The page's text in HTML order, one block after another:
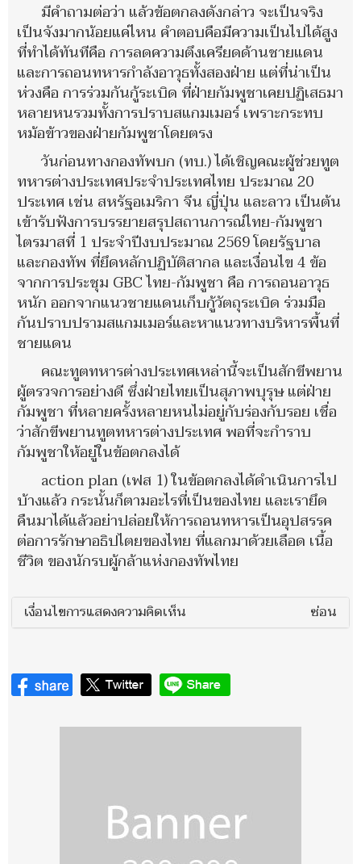
มีคำถามต่อว่า แล้วข้อตกลงดังกล่าว จะเป็นจริง
เป็นจังมากน้อยแค่ไหน คำตอบคือมีความเป็นไปได้สูง
ที่ทำได้ทันทีคือ การลดความตึงเครียดด้านชายแดน
และการถอนทหารกำลังอาวุธทั้งสองฝ่าย แต่ที่น่าเป็น
ห่วงคือ การร่วมกันกู้ระเบิด ที่ฝ่ายกัมพูชาเคยปฏิเสธมา
หลายหนรวมทั้งการปราบสแกมเมอร์ เพราะกระทบ
หม้อข้าวของฝ่ายกัมพูชาโดยตรง
วันก่อนทางกองทัพบก (ทบ.) ได้เชิญคณะผู้ช่วยทูต
ทหารต่างประเทศประจำประเทศไทย ประมาณ 20
ประเทศ เช่น สหรัฐอเมริกา จีน ญี่ปุ่น และลาว เป็นต้น
เข้ารับฟังการบรรยายสรุปสถานการณ์ไทย-กัมพูชา
ไตรมาสที่ 1 ประจำปีงบประมาณ 2569 โดยรัฐบาล
และกองทัพ ที่ยึดหลักปฏิบัติสากล และเงื่อนไข 4 ข้อ
จากการประชุม GBC ไทย-กัมพูชา คือ การถอนอาวุธ
หนัก ออกจากแนวชายแดนเก็บกู้วัตถุระเบิด ร่วมมือ
กันปราบปรามสแกมเมอร์และหาแนวทางบริหารพื้นที่
ชายแดน
คณะทูตทหารต่างประเทศเหล่านี้จะเป็นสักขีพยาน
ผู้ตรวจการอย่างดี ซึ่งฝ่ายไทยเป็นสุภาพบุรุษ แต่ฝ่าย
กัมพูชา ที่หลายครั้งหลายหนไม่อยู่กับร่องกับรอย เชื่อ
ว่าสักขีพยานทูตทหารต่างประเทศ พอที่จะกำราบ
กัมพูชาให้อยู่ในข้อตกลงได้
action plan (เฟส 1) ในข้อตกลงได้ดำเนินการไป
บ้างแล้ว กระนั้นก็ตามอะไรที่เป็นของไทย และเรายึด
คืนมาได้แล้วอย่าปล่อยให้การถอนทหารเป็นอุปสรรค
ต่อการรักษาอธิปไตยของไทย ที่แลกมาด้วยเลือด เนื้อ
ชีวิต ของนักรบผู้กล้าแห่งกองทัพไทย
เงื่อนไขการแสดงความคิดเห็น ซ่อน